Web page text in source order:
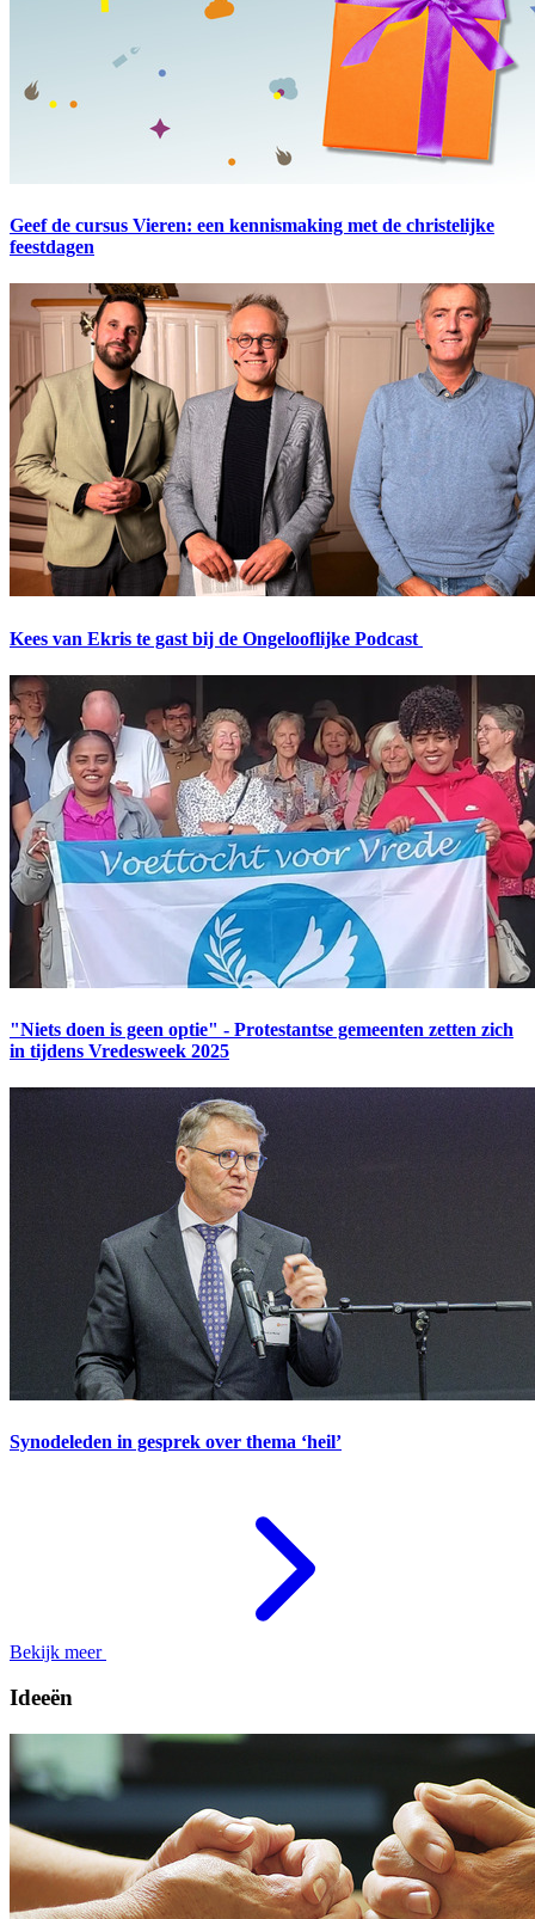
Geef de cursus Vieren: een kennismaking met de christelijke
feestdagen
Kees van Ekris te gast bij de Ongelooflijke Podcast
"Niets doen is geen optie" - Protestantse gemeenten zetten zich
in tijdens Vredesweek 2025
Synodeleden in gesprek over thema ‘heil’
Bekijk meer
Ideeën